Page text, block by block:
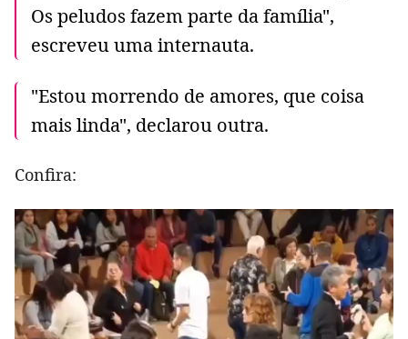
Os peludos fazem parte da família",
escreveu uma internauta.
"Estou morrendo de amores, que coisa
mais linda", declarou outra.
Confira: